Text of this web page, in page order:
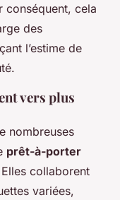
conséquent, cela
des
l’estime de
vers plus
nombreuses
prêt-à-porter
collaborent
variées,